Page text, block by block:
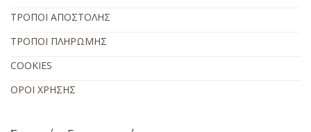
ΤΡΟΠΟΙ ΑΠΟΣΤΟΛΗΣ
ΤΡΟΠΟΙ ΠΛΗΡΩΜΗΣ
COOKIES
ΟΡΟΙ ΧΡΗΣΗΣ